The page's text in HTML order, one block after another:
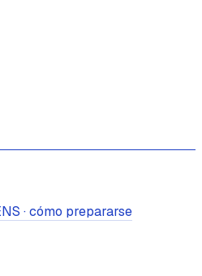
· cómo prepararse